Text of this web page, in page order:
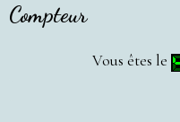
Compteur
Vous êtes le